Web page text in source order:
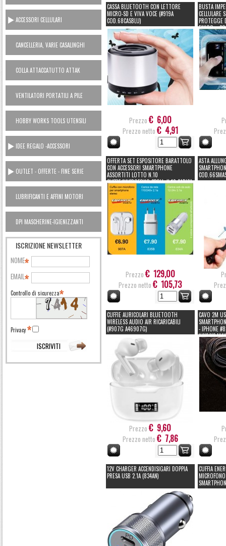
CUFFIE, MICROFONI, RADIO...
ACCESSORI CELLULARI
SMARTPHONES
CANCELLERIA, VARIE CASALINGHI
COLLA ATTACCATUTTO ATTAK
VENTILATORI PORTATILI A PILE
HOBBY WORKS TOOLS UTENSILI
CASA
IDEE REGALO -ACCESSORI
OUTLET - OFFERTE - FINE SERIE
LUBRIFICANTI E AFFINI MOTORI
AUTO OUTLET
DPI MASCHERINE-IGIENIZZANTI
ISCRIZIONE NEWSLETTER
NOME
EMAIL
Controllo di sicurezza
Privacy
CASSA BLUETOOTH CON LETTORE
MICRO-SD E VIVA VOCE (#919A
COD.68CASBLU)
Prezzo € 6,00
Prezzo netto € 4,91
BUSTA
CELLULARE
PROTEGGE
FANGO...
OFFERTA SET ESPOSITORE BARATTOLO
CON ACCESSORI SMARTPHONE
ASSORTITI LOTTO N.10
CUFFIE/MICROFONO 3POLI, N.10 CARICA
DOPPIA PRESA USB DA RETE AC230V,
N.10 CARICA DOPPIA USB DA 12V
ACCENDISIGARI (#682)
Prezzo € 129,00
Prezzo netto € 105,73
ASTA
CUFFIE AURICOLARI BLUETOOTH
WIRELESS AUDIO AIR RICARICABILI
(#907G A46907G)
Prezzo € 9,60
Prezzo netto € 7,86
CAVO 2M
- IPHONE
X/XS/XS
PLUS/6S/
IPAD
12V CHARGER ACCENDISIGARI DOPPIA
PRESA USB 2.1A (834AN)
CUFFIA